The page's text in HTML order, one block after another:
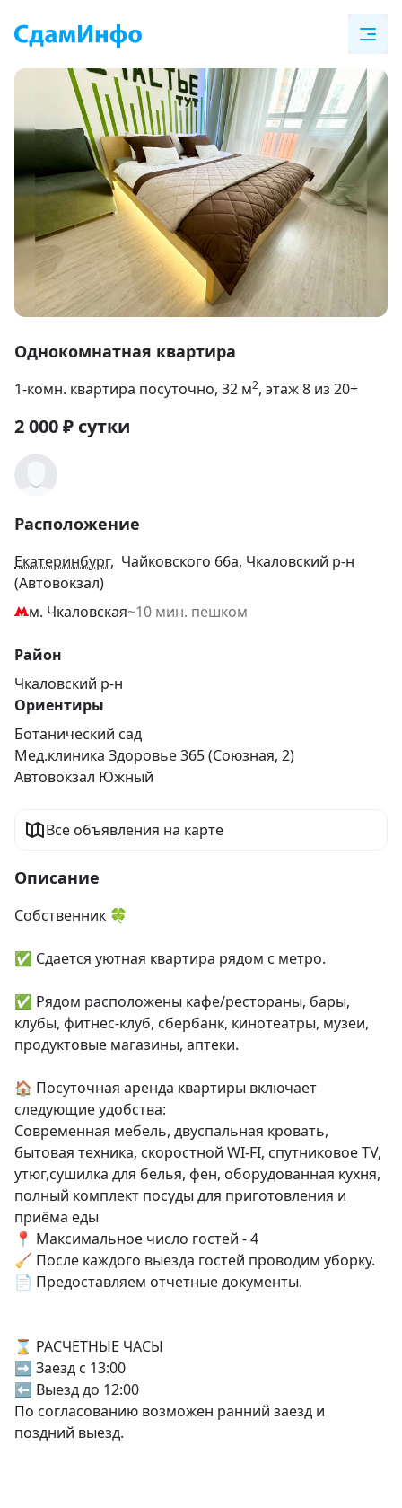
1
10
Однокомнатная квартира
1-комн. квартира посуточно, 32 м2, этаж 8 из 20+
2 000₽ сутки
Расположение
Екатеринбург, Чайковского 66а, Чкаловский р-н
(Автовокзал)
м. Чкаловская~10 мин. пешком
Район
Чкаловский р-н
Ориентиры
Ботанический сад
Мед.клиника Здоровье 365 (Союзная, 2)
Автовокзал Южный
Все объявления на карте
Описание
Собственник 🍀
✅ Сдается уютная квартира рядом с метро.
✅ Рядом расположены кафе/рестораны, бары,
клубы, фитнес-клуб, сбербанк, кинотеатры, музеи,
продуктовые магазины, аптеки.
🏠 Посуточная аренда квартиры включает
следующие удобства:
Современная мебель, двуспальная кровать,
бытовая техника, скоростной WI-FI, спутниковое TV,
утюг,сушилка для белья, фен, оборудованная кухня,
полный комплект посуды для приготовления и
приёма еды
📍 Максимальное число гостей - 4
🧹 После каждого выезда гостей проводим уборку.
📄 Предоставляем отчетные документы.
⌛ РАСЧЕТНЫЕ ЧАСЫ
➡ Заезд с 13:00
⬅ Выезд до 12:00
По согласованию возможен ранний заезд и
поздний выезд.